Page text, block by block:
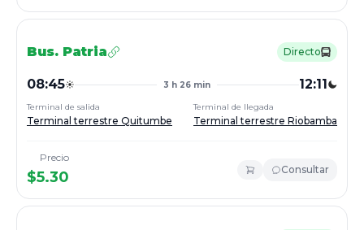
Bus. Patria Directo
08:45 3 h 26 min 12:11
Terminal de salida
Terminal terrestre Quitumbe
Terminal de llegada
Terminal terrestre Riobamba
Precio
$5.30 Consultar